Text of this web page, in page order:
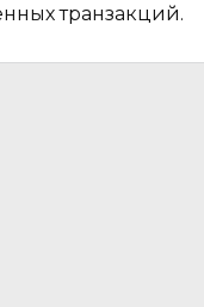
транзакций.